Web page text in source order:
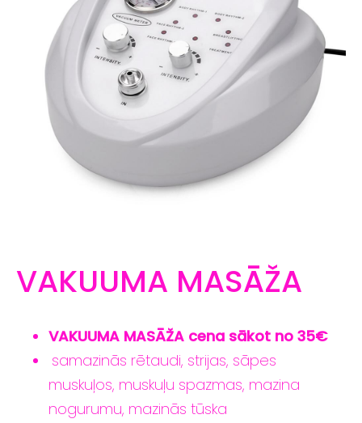
VAKUUMA MASĀŽA
VAKUUMA MASĀŽA cena sākot no 35€
samazinās rētaudi, strijas, sāpes
muskuļos, muskuļu spazmas, mazina
nogurumu, mazinās tūska